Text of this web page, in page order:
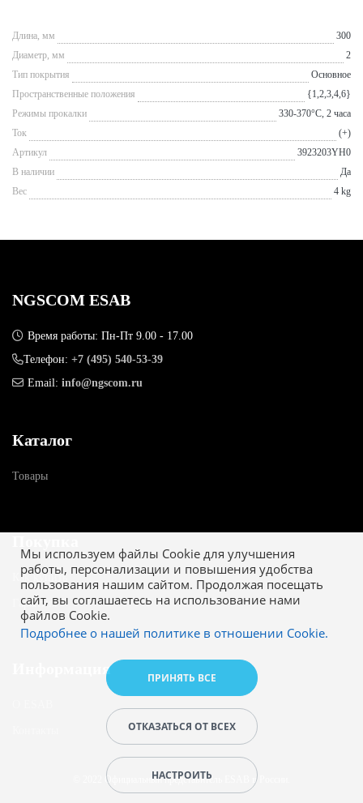
Длина, мм
300
Диаметр, мм
2
Тип покрытия
Основное
Пространственные положения
{1,2,3,4,6}
Режимы прокалки
330-370°С, 2 часа
Ток
(+)
Артикул
3923203YH0
В наличии
Да
Вес
4 kg
Мы используем файлы Cookie для улучшения
работы, персонализации и повышения удобства
пользования нашим сайтом. Продолжая посещать
сайт, вы соглашаетесь на использование нами
файлов Cookie.
Подробнее о нашей политике в отношении Cookie.
ПРИНЯТЬ ВСЕ
ОТКАЗАТЬСЯ ОТ ВСЕХ
НАСТРОИТЬ
NGSCOM ESAB
Время работы: Пн-Пт 9.00 - 17.00
Телефон: +7 (495) 540-53-39
Email: info@ngscom.ru
Каталог
Товары
Как купить
Гарантия
Информация
© 2022 Официальный представитель ESAB в России.